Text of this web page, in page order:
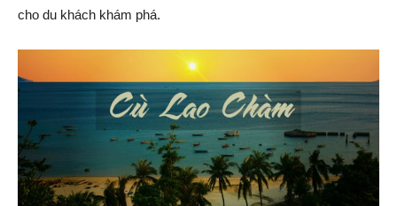
cho du khách khám phá.